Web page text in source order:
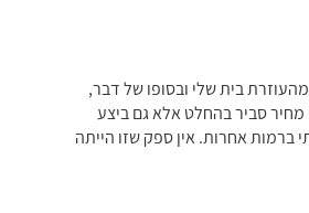
בית שלי ובסופו של דבר,
סביר בהחלט אלא גם ביצע
ברמות אחרות. אין ספק שזו הייתה